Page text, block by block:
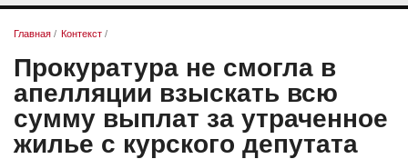
Главная / Контекст /
Прокуратура не смогла в
апелляции взыскать всю
сумму выплат за утраченное
жилье с курского депутата